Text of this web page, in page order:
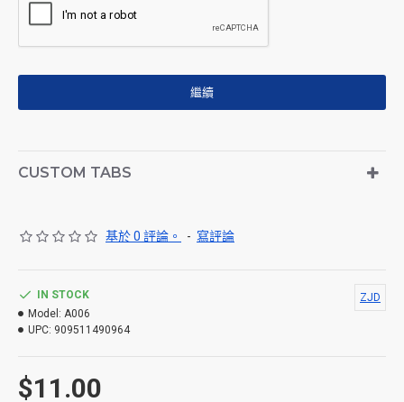
繼續
CUSTOM TABS
基於 0 評論。 - 寫評論
$11.00
IN STOCK
Model: A006
UPC: 909511490964
ZJD